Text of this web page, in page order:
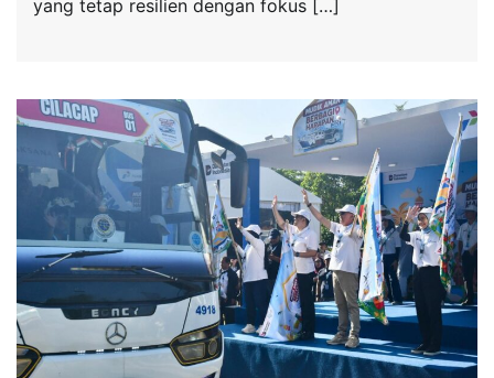
yang tetap resilien dengan fokus […]